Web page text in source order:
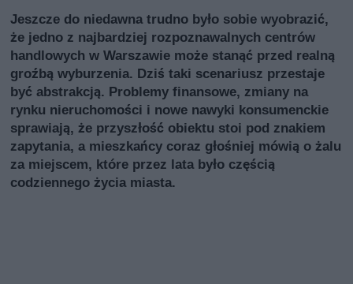
Jeszcze do niedawna trudno było sobie wyobrazić,
że jedno z najbardziej rozpoznawalnych centrów
handlowych w Warszawie może stanąć przed realną
groźbą wyburzenia. Dziś taki scenariusz przestaje
być abstrakcją. Problemy finansowe, zmiany na
rynku nieruchomości i nowe nawyki konsumenckie
sprawiają, że przyszłość obiektu stoi pod znakiem
zapytania, a mieszkańcy coraz głośniej mówią o żalu
za miejscem, które przez lata było częścią
codziennego życia miasta.